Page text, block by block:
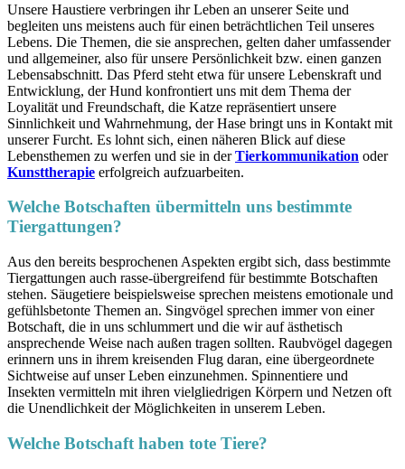
Unsere Haustiere verbringen ihr Leben an unserer Seite und
begleiten uns meistens auch für einen beträchtlichen Teil unseres
Lebens. Die Themen, die sie ansprechen, gelten daher umfassender
und allgemeiner, also für unsere Persönlichkeit bzw. einen ganzen
Lebensabschnitt. Das Pferd steht etwa für unsere Lebenskraft und
Entwicklung, der Hund konfrontiert uns mit dem Thema der
Loyalität und Freundschaft, die Katze repräsentiert unsere
Sinnlichkeit und Wahrnehmung, der Hase bringt uns in Kontakt mit
unserer Furcht. Es lohnt sich, einen näheren Blick auf diese
Lebensthemen zu werfen und sie in derTierkommunikation oder
Kunsttherapie erfolgreich aufzuarbeiten.
Welche Botschaften übermitteln uns bestimmte
Tiergattungen?
Aus den bereits besprochenen Aspekten ergibt sich, dass bestimmte
Tiergattungen auch rasse-übergreifend für bestimmte Botschaften
stehen. Säugetiere beispielsweise sprechen meistens emotionale und
gefühlsbetonte Themen an. Singvögel sprechen immer von einer
Botschaft, die in uns schlummert und die wir auf ästhetisch
ansprechende Weise nach außen tragen sollten. Raubvögel dagegen
erinnern uns in ihrem kreisenden Flug daran, eine übergeordnete
Sichtweise auf unser Leben einzunehmen. Spinnentiere und
Insekten vermitteln mit ihren vielgliedrigen Körpern und Netzen oft
die Unendlichkeit der Möglichkeiten in unserem Leben.
Welche Botschaft haben tote Tiere?